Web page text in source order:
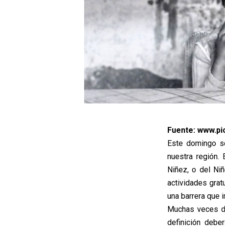
Fuente:
Este domingo
nuestra región.
Niñez, o del
actividades
una barrera que
Muchas veces
definición